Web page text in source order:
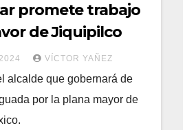
promete trabajo
de Jiquipilco
VÍCTOR YAÑEZ
alcalde que gobernará de
por la plana mayor de